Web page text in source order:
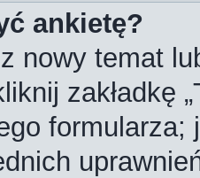
ankietę?
nowy temat
zakładkę